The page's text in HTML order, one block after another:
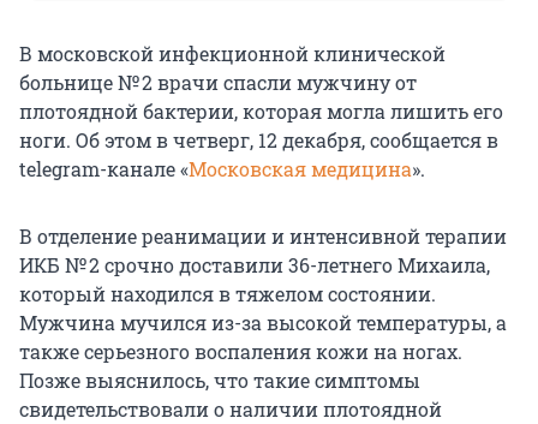
В московской инфекционной клинической
больнице № 2 врачи спасли мужчину от
плотоядной бактерии, которая могла лишить его
ноги. Об этом в четверг, 12 декабря, сообщается в
telegram-канале «Московская медицина».
В отделение реанимации и интенсивной терапии
ИКБ № 2 срочно доставили 36-летнего Михаила,
который находился в тяжелом состоянии.
Мужчина мучился из-за высокой температуры, а
также серьезного воспаления кожи на ногах.
Позже выяснилось, что такие симптомы
свидетельствовали о наличии плотоядной